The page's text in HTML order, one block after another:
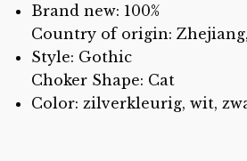
Brand new: 100%
Country of origin:
Style: Gothic
Choker Shape: Cat
Color: zilverkleurig, wit,